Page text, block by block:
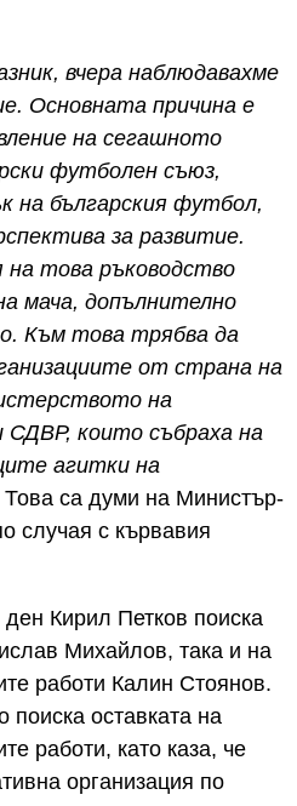
вчера наблюдавахме
Основната причина е
на сегашното
футболен съюз,
на българския футбол,
за развитие.
това ръководство
мача, допълнително
Към това трябва да
от страна на
на
които събраха на
агитки на
Това са думи на Министър-
случая с кървавия
Кирил Петков поиска
Михайлов, така и на
работи Калин Стоянов.
оставката на
работи, като каза, че
организация по